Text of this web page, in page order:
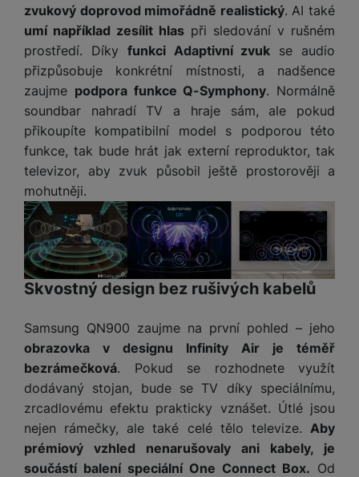
Tyto cookies nám umožňují měření výkonu našeho webu i
našich reklamních kampaní. Jejich pomocí určujeme počet
návštěv a zdroje návštěv našich internetových stránek. Data
získaná pomocí těchto cookies zpracováváme souhrnně a
anonymně, takže nejsme schopni identifikovat konkrétní
uživatele našeho webu.
Marketingové
Marketingové - abychom vás neobtěžovali nevhodnou
reklamou.
Povoleno
Marketingové cookies používáme my nebo naši partneři,
abychom vám mohli zobrazit vhodné obsahy nebo reklamy jak
na našich stránkách, tak na stránkách třetích stran.
zvukový doprovod mimořádně realistický. AI také
umí například zesílit hlas při sledování v rušném
prostředí. Díky funkci Adaptivní zvuk se audio
přizpůsobuje konkrétní místnosti, a nadšence
zaujme podpora funkce Q-Symphony. Normálně
soundbar nahradí TV a hraje sám, ale pokud
přikoupíte kompatibilní model s podporou této
funkce, tak bude hrát jak externí reproduktor, tak
televizor, aby zvuk působil ještě prostorověji a
mohutněji.
Skvostný design bez rušivých kabelů
Samsung QN900 zaujme na první pohled – jeho
obrazovka v designu Infinity Air je téměř
bezrámečková. Pokud se rozhodnete využít
dodávaný stojan, bude se TV díky speciálnímu,
zrcadlovému efektu prakticky vznášet. Útlé jsou
nejen rámečky, ale také celé tělo televize. Aby
prémiový vzhled nenarušovaly ani kabely, je
součástí balení speciální One Connect Box. Od